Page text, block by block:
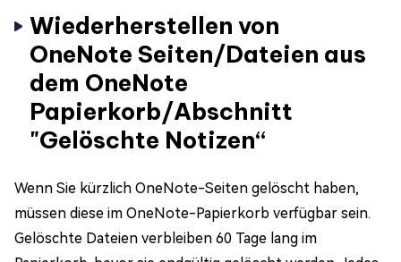
Wiederherstellen von
OneNote Seiten/Dateien aus
dem OneNote
Papierkorb/Abschnitt
"Gelöschte Notizen“
Wenn Sie kürzlich OneNote-Seiten gelöscht haben,
müssen diese im OneNote-Papierkorb verfügbar sein.
Gelöschte Dateien verbleiben 60 Tage lang im